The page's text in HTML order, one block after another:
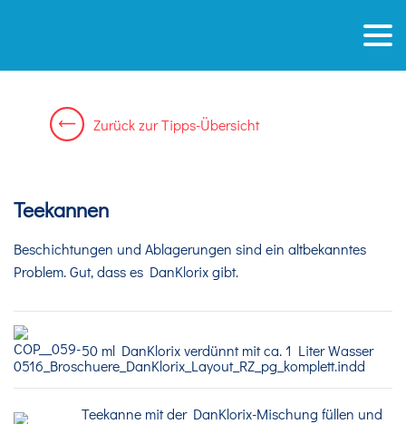
ZurückzurTipps-Übersicht
Teekannen
Beschichtungen und Ablagerungen sind ein altbekanntes
Problem. Gut, dass es DanKlorix gibt.
50 ml DanKlorix verdünnt mit ca. 1 Liter Wasser
Teekanne mit der DanKlorix-Mischung füllen und